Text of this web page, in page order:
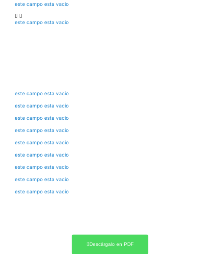
este campo esta vacio
este campo esta vacio
este campo esta vacio
este campo esta vacio
este campo esta vacio
este campo esta vacio
este campo esta vacio
este campo esta vacio
este campo esta vacio
este campo esta vacio
este campo esta vacio
Descárgalo en PDF